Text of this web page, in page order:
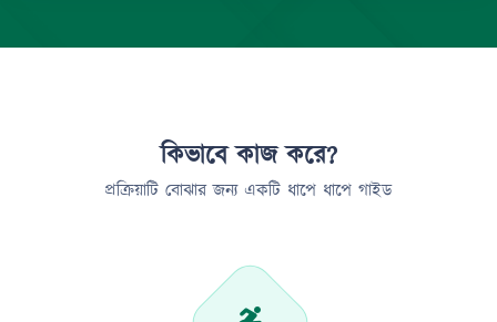
কিভাবে কাজ করে?
প্রক্রিয়াটি বোঝার জন্য একটি ধাপে ধাপে গাইড